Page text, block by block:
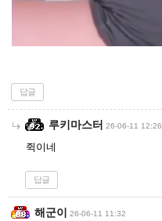
답글
루키마스터 26-06-11 12:26
쥑이네
답글
해군이 26-06-11 11:32